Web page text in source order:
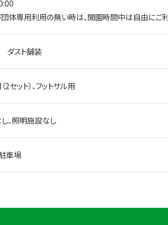
体専用利用の無い時は、開園時間中は自由にご
スト舗装
セット）、フットサル用
、照明施設なし
車場